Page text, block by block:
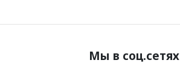
Мы в соц.сетях